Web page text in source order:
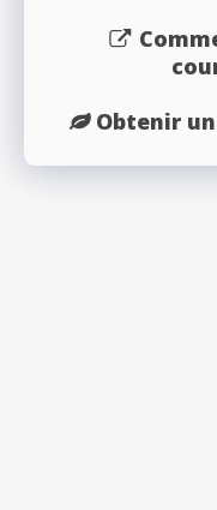
Obtenir